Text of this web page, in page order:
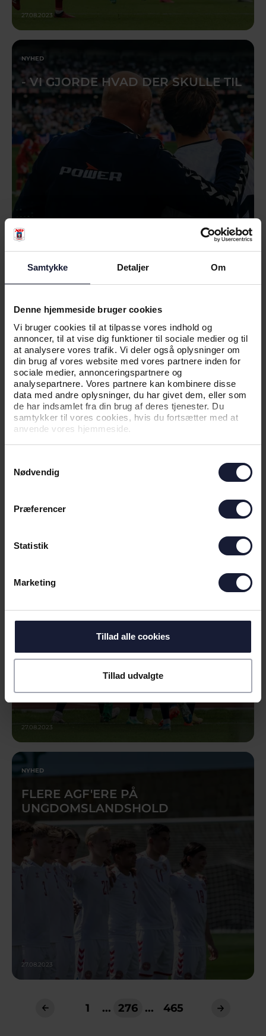
Samtykke Detaljer Om
Denne hjemmeside bruger cookies
Vi bruger cookies til at tilpasse vores indhold og
annoncer, til at vise dig funktioner til sociale medier og til
at analysere vores trafik. Vi deler også oplysninger om
din brug af vores website med vores partnere inden for
sociale medier, annonceringspartnere og
analysepartnere. Vores partnere kan kombinere disse
data med andre oplysninger, du har givet dem, eller som
de har indsamlet fra din brug af deres tjenester. Du
samtykker til vores cookies, hvis du fortsætter med at
anvende vores hjemmeside.
Nødvendig
Præferencer
Statistik
Marketing
Tillad alle cookies
Tillad udvalgte
27.08.2023
NYHED
- VI GJORDE HVAD DER SKULLE TIL
27.08.2023
ÅRETS FRIVILLIG 2023: MIT
ARBEJDE ER, AT FOLK HAR DET
GODT OG TAGER EN UDDANNELSE
TRE GODE POINT SØNDAG I CERES
27.08.2023
NYHED
FLERE AGF'ERE PÅ
UNGDOMSLANDSHOLD
27.08.2023
1 ... 276 ... 465